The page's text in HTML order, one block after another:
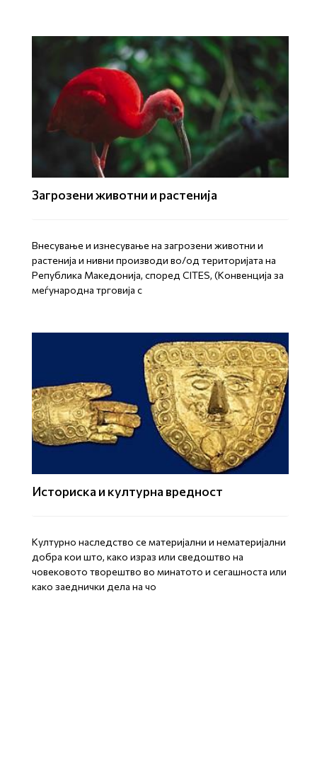
Загрозени животни и растенија
Внесување и изнесување на загрозени животни и
растенија и нивни производи во/од територијата на
Република Mакедонија, според CITES, (Конвенција за
меѓународна трговија с
Историска и културна вредност
Културно наследство се материјални и нематеријални
добра кои што, како израз или сведоштво на
човековото творештво во минатото и сегашноста или
како заеднички дела на чо